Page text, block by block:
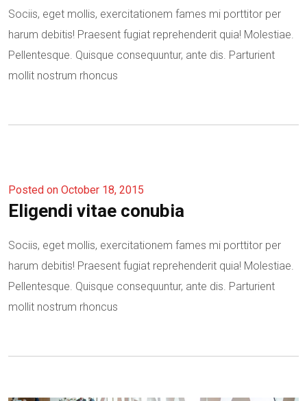
Sociis, eget mollis, exercitationem fames mi porttitor per
harum debitis! Praesent fugiat reprehenderit quia! Molestiae.
Pellentesque. Quisque consequuntur, ante dis. Parturient
mollit nostrum rhoncus
Posted on October 18, 2015
Eligendi vitae conubia
Sociis, eget mollis, exercitationem fames mi porttitor per
harum debitis! Praesent fugiat reprehenderit quia! Molestiae.
Pellentesque. Quisque consequuntur, ante dis. Parturient
mollit nostrum rhoncus